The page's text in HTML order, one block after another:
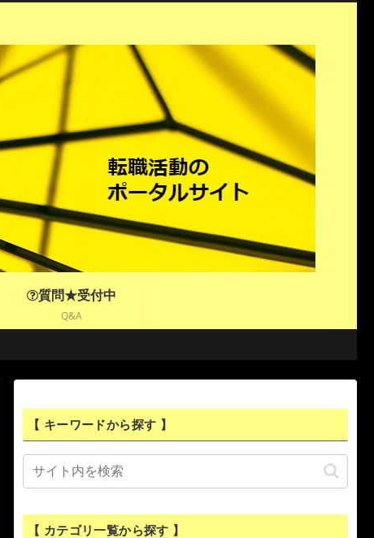
質問★受付中
Q&A
【 キーワードから探す 】
【 カテゴリ一覧から探す 】